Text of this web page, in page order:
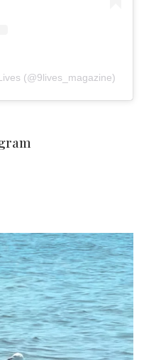
(@9lives_magazine)